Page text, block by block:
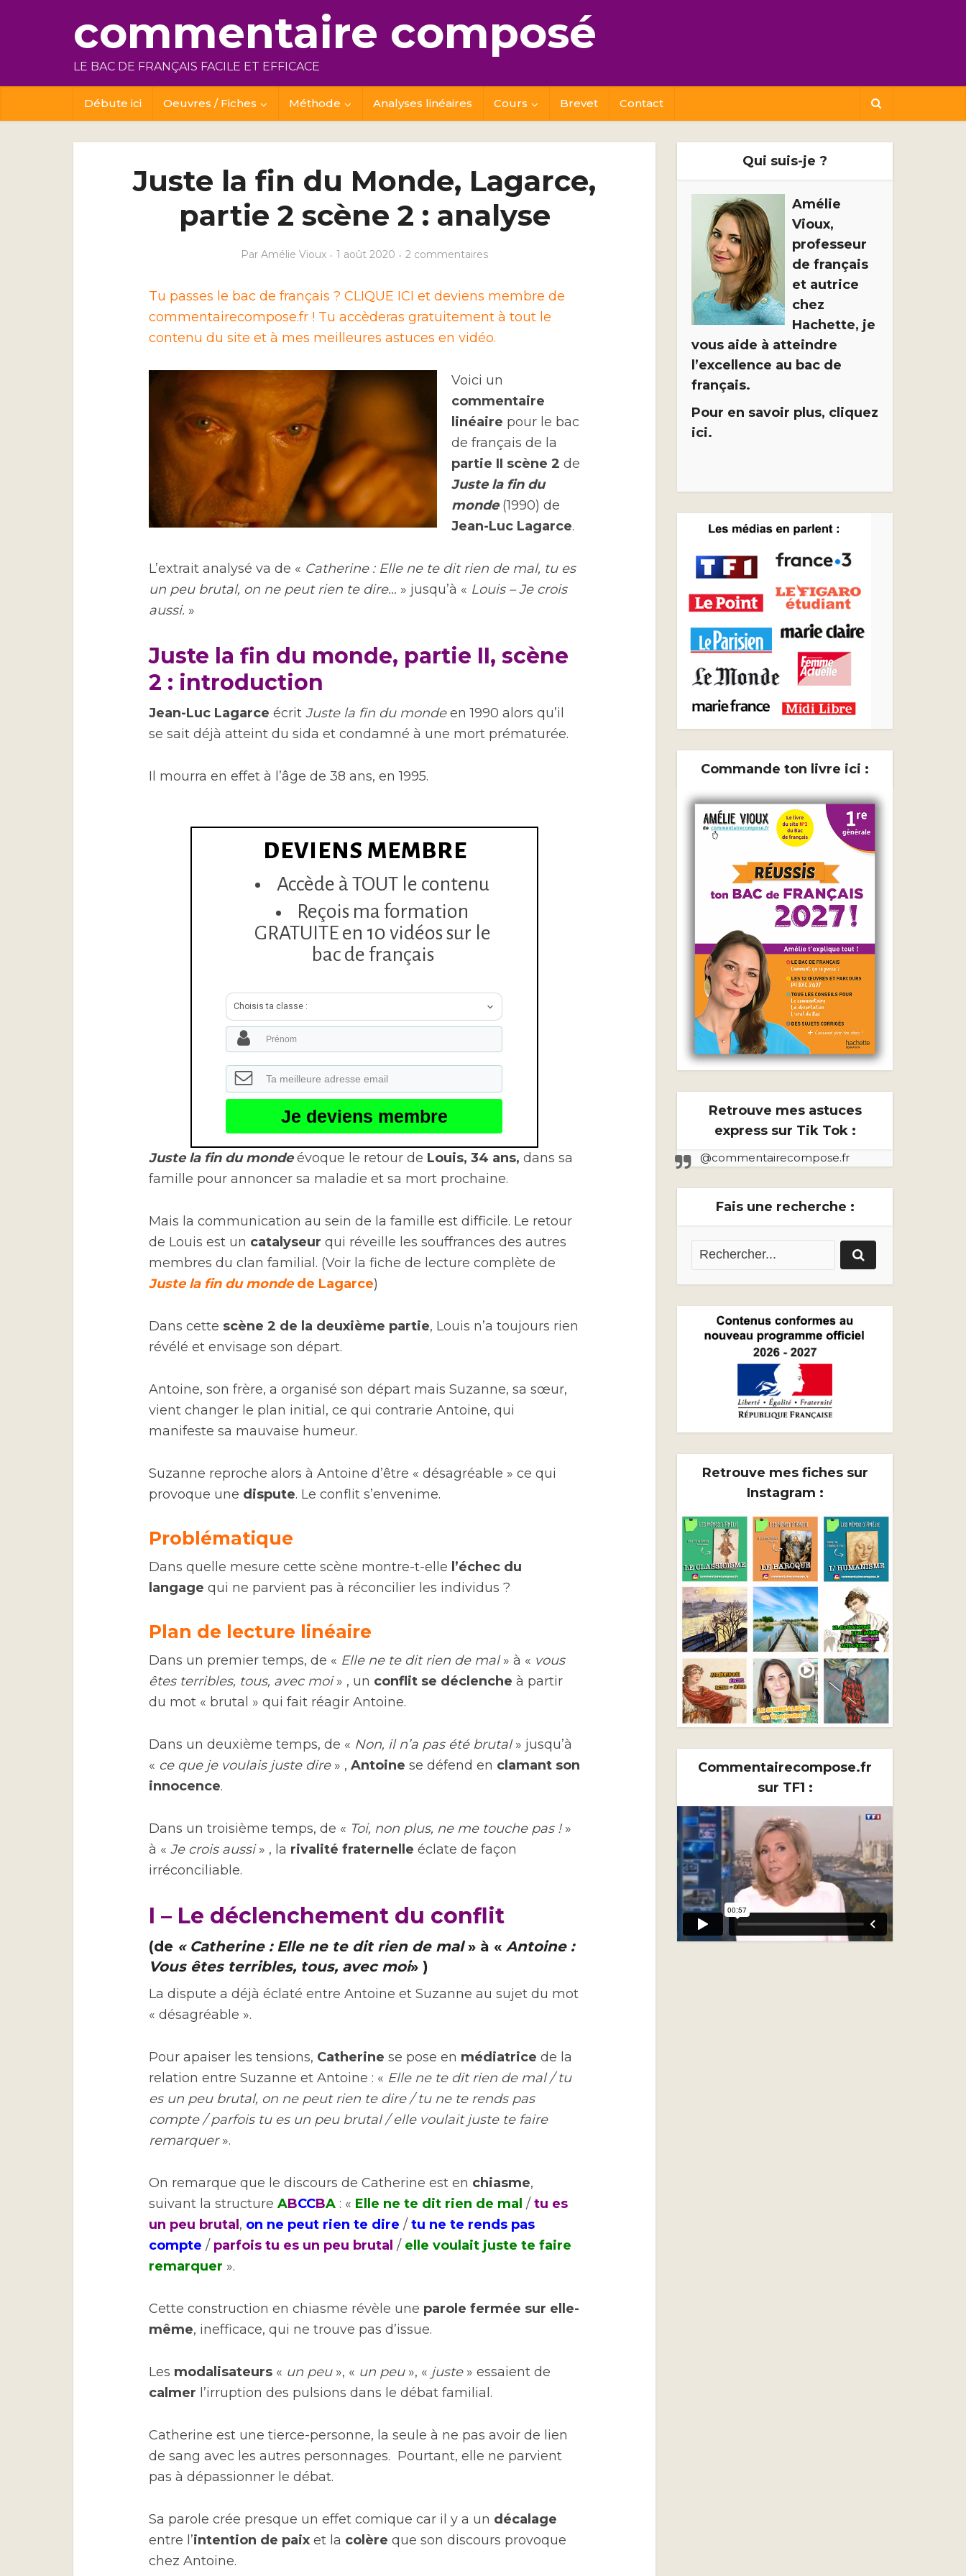
commentaire composé
LE BAC DE FRANÇAIS FACILE ET EFFICACE
Débute ici Oeuvres / Fiches Méthode Analyses linéaires Cours Brevet Contact
Juste la fin du Monde, Lagarce,
partie 2 scène 2 : analyse
Par Amélie Vioux 1 août 2020 2 commentaires
Tu passes le bac de français ? CLIQUE ICI et deviens membre de
commentairecompose.fr ! Tu accèderas gratuitement à tout le
contenu du site et à mes meilleures astuces en vidéo.
Voici un
commentaire
linéaire pour le bac
de français de la
partie II scène 2 de
Juste la fin du
monde(1990) de
Jean-Luc Lagarce.
L’extrait analysé va de « Catherine : Elle ne te dit rien de mal, tu es
un peu brutal, on ne peut rien te dire… » jusqu’à « Louis – Je crois
aussi. »
Juste la fin du monde, partie II, scène
2 : introduction
Jean-Luc Lagarce écrit Juste la fin du mondeen 1990 alors qu’il
se sait déjà atteint du sida et condamné à une mort prématurée.
Il mourra en effet à l’âge de 38 ans, en 1995.
DEVIENS MEMBRE
Accède à TOUT le contenu
Reçois ma formation
GRATUITE en 10 vidéos sur le
bac de français
Choisis ta classe :
Je deviens membre
Juste la fin du mondeévoque le retour de Louis, 34 ans, dans sa
famille pour annoncer sa maladie et sa mort prochaine.
Mais la communication au sein de la famille est difficile. Le retour
de Louis est un catalyseur qui réveille les souffrances des autres
membres du clan familial. (Voir la fiche de lecture complète de
Juste la fin du mondede Lagarce)
Dans cette scène 2 de la deuxième partie, Louis n’a toujours rien
révélé et envisage son départ.
Antoine, son frère, a organisé son départ mais Suzanne, sa sœur,
vient changer le plan initial, ce qui contrarie Antoine, qui
manifeste sa mauvaise humeur.
Suzanne reproche alors à Antoine d’être « désagréable » ce qui
provoque une dispute. Le conflit s’envenime.
Problématique
Dans quelle mesure cette scène montre-t-elle l’échec du
langage qui ne parvient pas à réconcilier les individus ?
Plan de lecture linéaire
Dans un premier temps, de « Elle ne te dit rien de mal» à « vous
êtes terribles, tous, avec moi» , un conflit se déclenche à partir
du mot « brutal » qui fait réagir Antoine.
Dans un deuxième temps, de « Non, il n’a pas été brutal» jusqu’à
« ce que je voulais juste dire» , Antoine se défend en clamant son
innocence.
Dans un troisième temps, de « Toi, non plus, ne me touche pas !»
à « Je crois aussi» , la rivalité fraternelle éclate de façon
irréconciliable.
I – Le déclenchement du conflit
(de « Catherine : Elle ne te dit rien de mal» à « Antoine :
Vous êtes terribles, tous, avec moi» )
La dispute a déjà éclaté entre Antoine et Suzanne au sujet du mot
« désagréable ».
Pour apaiser les tensions, Catherine se pose en médiatrice de la
relation entre Suzanne et Antoine : « Elle ne te dit rien de mal / tu
es un peu brutal, on ne peut rien te dire / tu ne te rends pas
compte / parfois tu es un peu brutal / elle voulait juste te faire
remarquer».
On remarque que le discours de Catherine est en chiasme,
suivant la structure ABCCBA : « Elle ne te dit rien de mal / tu es
un peu brutal , on ne peut rien te dire / tu ne te rends pas
compte / parfois tu es un peu brutal / elle voulait juste te faire
remarquer ».
Cette construction en chiasme révèle une parole fermée sur elle-
même, inefficace, qui ne trouve pas d’issue.
Les modalisateurs « un peu», « un peu», « juste » essaient de
calmer l’irruption des pulsions dans le débat familial.
Catherine est une tierce-personne, la seule à ne pas avoir de lien
de sang avec les autres personnages. Pourtant, elle ne parvient
pas à dépassionner le débat.
Sa parole crée presque un effet comique car il y a un décalage
entre l’intention de paix et la colère que son discours provoque
chez Antoine.
Qui suis-je ?
Amélie
Vioux,
professeur
de français
et autrice
chez
Hachette, je
vous aide à atteindre
l’excellence au bac de
français.
Pour en savoir plus, cliquez
ici.
Commande ton livre ici :
Retrouve mes astuces
express sur Tik Tok :
@commentairecompose.fr
Fais une recherche :
Retrouve mes fiches sur
Instagram :
Commentairecompose.fr
sur TF1 :